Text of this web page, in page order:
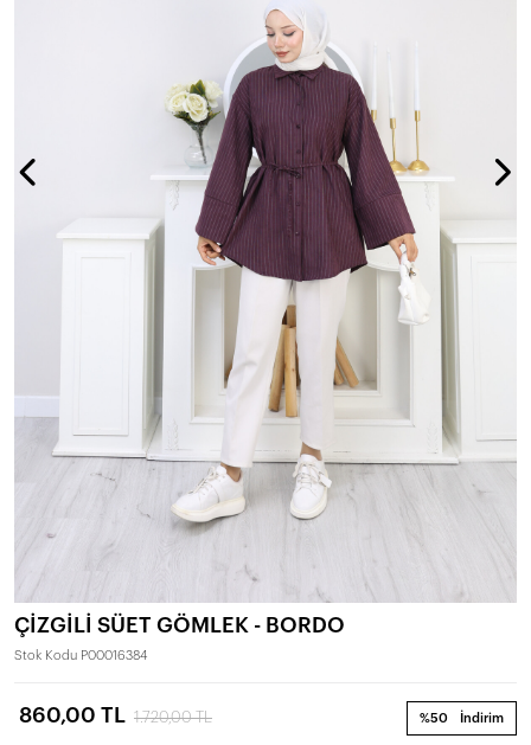
ÇİZGİLİ SÜET GÖMLEK - BORDO
Stok Kodu P00016384
%50 İndirim
860,00 TL 1.720,00 TL